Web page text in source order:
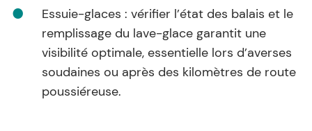
Essuie-glaces : vérifier l’état des balais et le
remplissage du lave-glace garantit une
visibilité optimale, essentielle lors d’averses
soudaines ou après des kilomètres de route
poussiéreuse.